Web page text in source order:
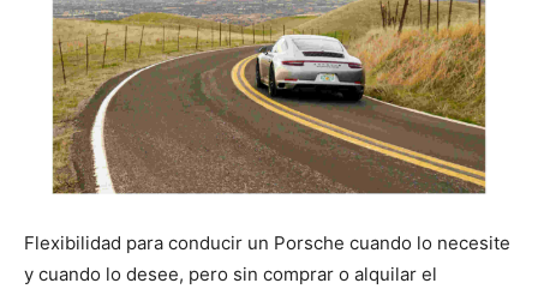
Flexibilidad para conducir un Porsche cuando lo necesite
y cuando lo desee, pero sin comprar o alquilar el